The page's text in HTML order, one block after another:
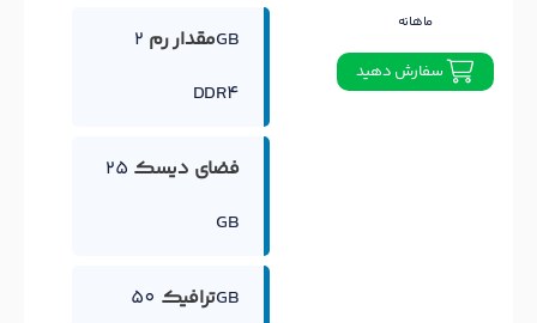
مقدار رم 2GB
DDR4
فضای دیسک 25
GB
ترافیک50GB
ماهانه
سفارش دهید